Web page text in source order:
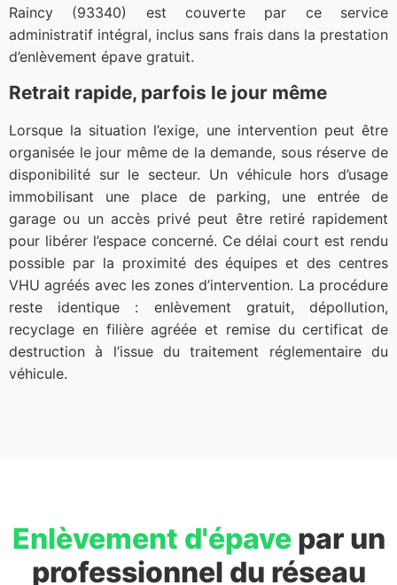
Raincy (93340) est couverte par ce service
administratif intégral, inclus sans frais dans la prestation
d’enlèvement épave gratuit.
Retrait rapide, parfois le jour même
Lorsque la situation l’exige, une intervention peut être
organisée le jour même de la demande, sous réserve de
disponibilité sur le secteur. Un véhicule hors d’usage
immobilisant une place de parking, une entrée de
garage ou un accès privé peut être retiré rapidement
pour libérer l’espace concerné. Ce délai court est rendu
possible par la proximité des équipes et des centres
VHU agréés avec les zones d’intervention. La procédure
reste identique : enlèvement gratuit, dépollution,
recyclage en filière agréée et remise du certificat de
destruction à l’issue du traitement réglementaire du
véhicule.
Enlèvement d'épavepar un
professionnel du réseau